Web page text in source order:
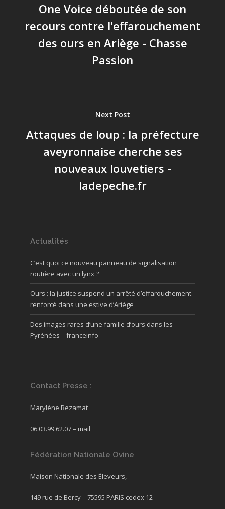
One Voice déboutée de son
recours contre l'effarouchement
des ours en Ariège - Chasse
Passion
Next Post
Attaques de loup : la préfecture
aveyronnaise cherche ses
nouveaux louvetiers -
ladepeche.fr
Actualités
C’est quoi ce nouveau panneau de signalisation
routière avec un lynx ?
Ours : la justice suspend un arrêté d’effarouchement
renforcé dans une estive d’Ariège
Des images rares d’une famille d’ours dans les
Pyrénées – franceinfo
Contact Presse :
Marylène Bezamat
06.03.99.62.07 – mail
Fédération Nationale Ovine
Maison Nationale des Éleveurs,
149 rue de Bercy – 75595 PARIS cedex 12